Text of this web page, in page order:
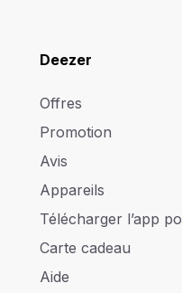
Deezer
Offres
Promotion
Avis
Appareils
Télécharger l’app
Carte cadeau
Aide